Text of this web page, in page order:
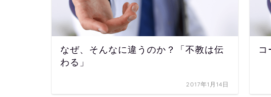
なぜ、そんなに違うのか？「不教は伝
わる」
2017年1月14日
コ